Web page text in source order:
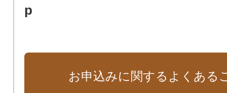
p
お申込みに関するよくある